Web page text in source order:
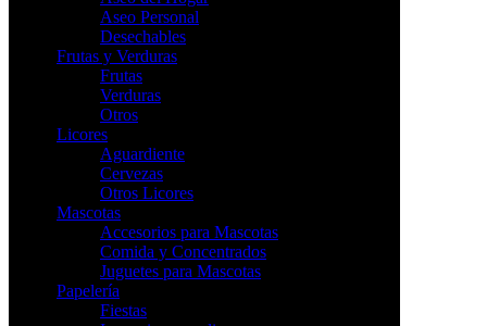
Aseo Personal
Desechables
Frutas y Verduras
Frutas
Verduras
Otros
Licores
Aguardiente
Cervezas
Otros Licores
Mascotas
Accesorios para Mascotas
Comida y Concentrados
Juguetes para Mascotas
Papelería
Fiestas